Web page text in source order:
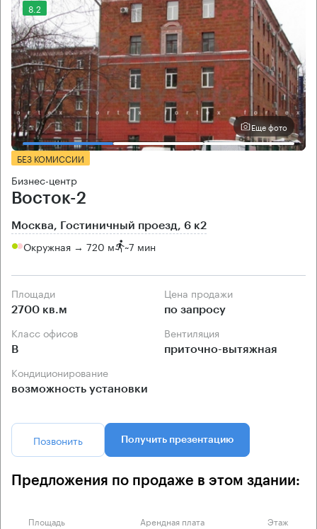
8.2
Еще фото
БЕЗ КОМИССИИ
Бизнес-центр
Восток-2
Москва, Гостиничный проезд, 6 к2
Окружная → 720 м ~7 мин
Площади
2700 кв.м
Цена продажи
по запросу
Класс офисов
B
Вентиляция
приточно-вытяжная
Кондиционирование
возможность установки
Позвонить Получить презентацию
Предложения по продаже в этом здании:
Площадь Арендная плата Этаж